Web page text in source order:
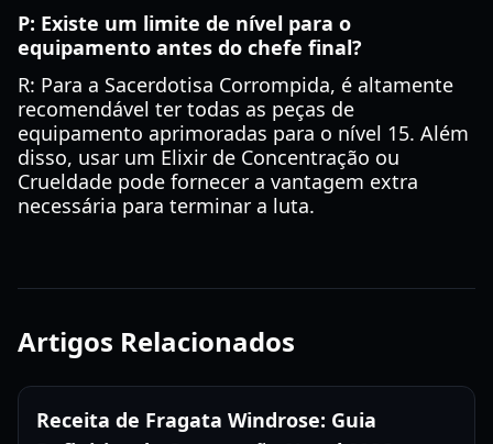
P: Existe um limite de nível para o
equipamento antes do chefe final?
R: Para a Sacerdotisa Corrompida, é altamente
recomendável ter todas as peças de
equipamento aprimoradas para o nível 15. Além
disso, usar um Elixir de Concentração ou
Crueldade pode fornecer a vantagem extra
necessária para terminar a luta.
Artigos Relacionados
Receita de Fragata Windrose: Guia